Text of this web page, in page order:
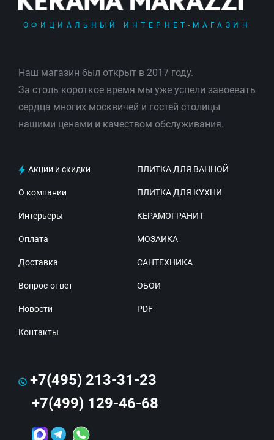
ОФИЦИАЛЬНЫЙ ИНТЕРНЕТ-МАГАЗИН
Наш магазин был открыт в 2017 году.
За столь короткое время мы уже успели завоевать
сердца многих москвичей и гостей столицы
нашими ценами и качеством обслуживания.
Акции и скидки
О компании
Интерьеры
Оплата
Доставка
Вопрос-ответ
Новости
Контакты
ПЛИТКА ДЛЯ ВАННОЙ
ПЛИТКА ДЛЯ КУХНИ
КЕРАМОГРАНИТ
МОЗАИКА
САНТЕХНИКА
ОБОИ
PDF
+7(495) 213-31-23
+7(499) 129-46-68